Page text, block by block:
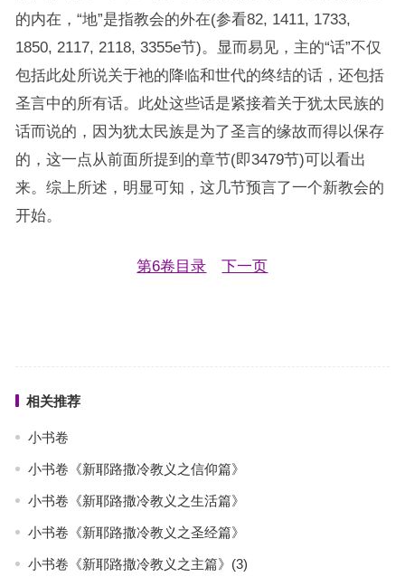
的内在，“地”是指教会的外在(参看82, 1411, 1733,
1850, 2117, 2118, 3355e节)。显而易见，主的“话”不仅
包括此处所说关于祂的降临和世代的终结的话，还包括
圣言中的所有话。此处这些话是紧接着关于犹太民族的
话而说的，因为犹太民族是为了圣言的缘故而得以保存
的，这一点从前面所提到的章节(即3479节)可以看出
来。综上所述，明显可知，这几节预言了一个新教会的
开始。
第6卷目录 下一页
相关推荐
小书卷
小书卷《新耶路撒冷教义之信仰篇》
小书卷《新耶路撒冷教义之生活篇》
小书卷《新耶路撒冷教义之圣经篇》
小书卷《新耶路撒冷教义之主篇》(3)